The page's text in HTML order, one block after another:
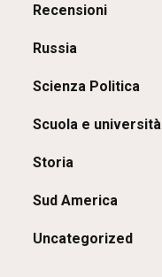
Recensioni
Russia
Scienza Politica
Scuola e università
Storia
Sud America
Uncategorized